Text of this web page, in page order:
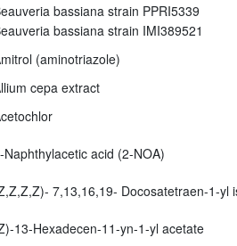
bassiana strain PPRI5339
bassiana strain IMI389521
(aminotriazole)
cepa extract
Naphthylacetic acid (2-NOA)
7,13,16,19- Docosatetraen-1-yl
13-Hexadecen-11-yn-1-yl acetate